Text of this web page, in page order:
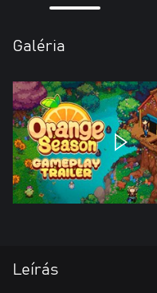
Galéria
Leírás